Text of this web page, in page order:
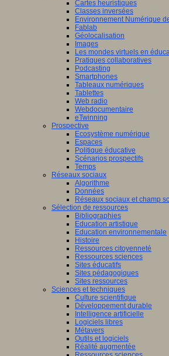
Cartes heuristiques
Classes inversées
Environnement Numérique
Fablab
Géolocalisation
Images
Les mondes virtuels en
Pratiques collaboratives
Podcasting
Smartphones
Tableaux numériques
Tablettes
Web radio
Webdocumentaire
eTwinning
Prospective
Ecosystème numérique
Espaces
Politique éducative
Scénarios prospectifs
Temps
Réseaux sociaux
Algorithme
Données
Réseaux sociaux et champ
Sélection de ressources
Bibliographies
Education artistique
Education environnementale
Histoire
Ressources citoyenneté
Ressources sciences
Sites éducatifs
Sites pédagogiques
Sites ressources
Sciences et techniques
Culture scientifique
Développement durable
Intelligence artificielle
Logiciels libres
Métavers
Outils et logiciels
Réalité augmentée